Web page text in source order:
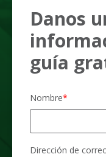
Danos
guía
Nombre*
Dirección de